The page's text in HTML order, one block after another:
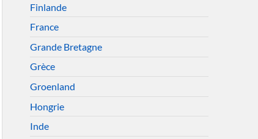
Finlande
France
Grande Bretagne
Grèce
Groenland
Hongrie
Inde